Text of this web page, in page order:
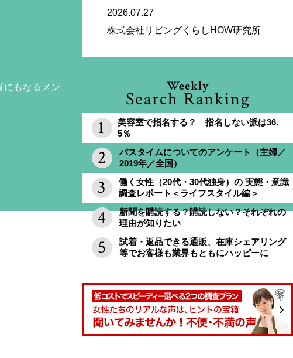
2026.07.27
株式会社リビングくらしHOW研究所
Weekly
Search Ranking
美容室で指名する？ 指名しない派は36.
5％
バスタイムについてのアンケート（主婦／
2019年／全国）
働く女性（20代・30代独身）の 実態・意識
調査レポート＜ライフスタイル編＞
新聞を購読する？購読しない？それぞれの
理由が知りたい
試着・返品できる通販、在庫シェアリング
等でお客様も業界もともにハッピーに
にもなるメン